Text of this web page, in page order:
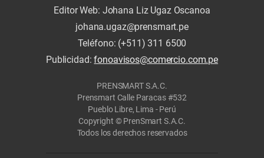
Editor Web: Johana Liz Ugaz Oscanoa
johana.ugaz@prensmart.pe
Teléfono: (+511) 311 6500
Publicidad:fonoavisos@comercio.com.pe
PRENSMART S.A.C.
Prensmart Calle Paracas #532
Pueblo Libre, Lima - Perú
Copyright © PrenSmart S.A.C.
Todos los derechos reservados